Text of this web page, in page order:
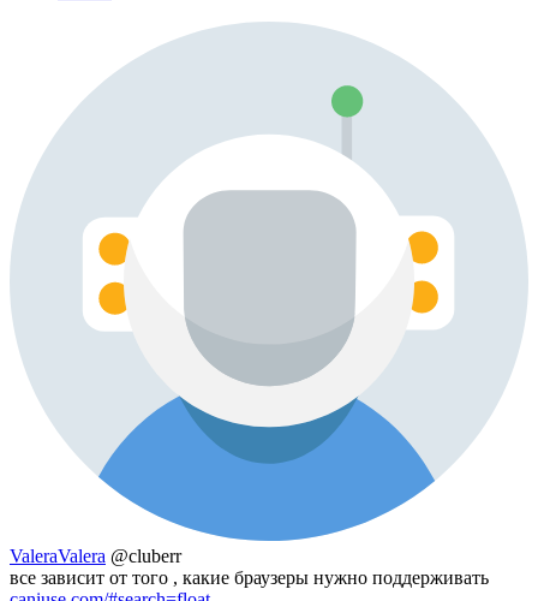
ValeraValera @cluberr
все зависит от того , какие браузеры нужно поддерживать